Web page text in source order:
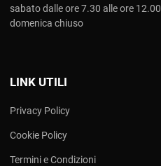
sabato dalle ore 7.30 alle ore 12.00
domenica chiuso
LINK UTILI
Privacy Policy
Cookie Policy
Termini e Condizioni